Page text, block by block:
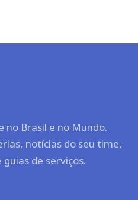
no Brasil e no Mundo.
notícias do seu time,
de serviços.